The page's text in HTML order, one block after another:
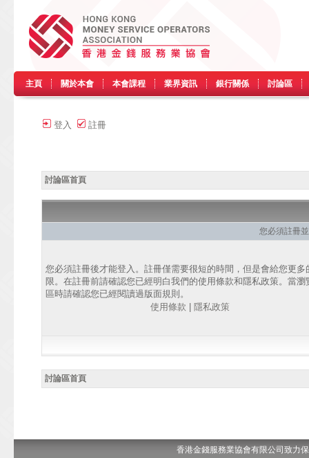
主頁 關於本會 本會課程 業界資訊 銀行關係 討論區
登入 註冊
討論區首頁
您必須註冊
您必須註冊後才能登入。註冊僅需要很短的時間，但是會給您更多
限。在註冊前請確認您已經明白我們的使用條款和隱私政策。當瀏
區時請確認您已經閱讀過版面規則。
使用條款
隱私政策
討論區首頁
香港金錢服務業協會有限公司致力